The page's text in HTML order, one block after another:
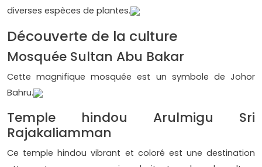
diverses espèces de plantes.
Découverte de la culture
Mosquée Sultan Abu Bakar
Cette magnifique mosquée est un symbole de Johor
Bahru.
Temple hindou Arulmigu Sri
Rajakaliamman
Ce temple hindou vibrant et coloré est une destination